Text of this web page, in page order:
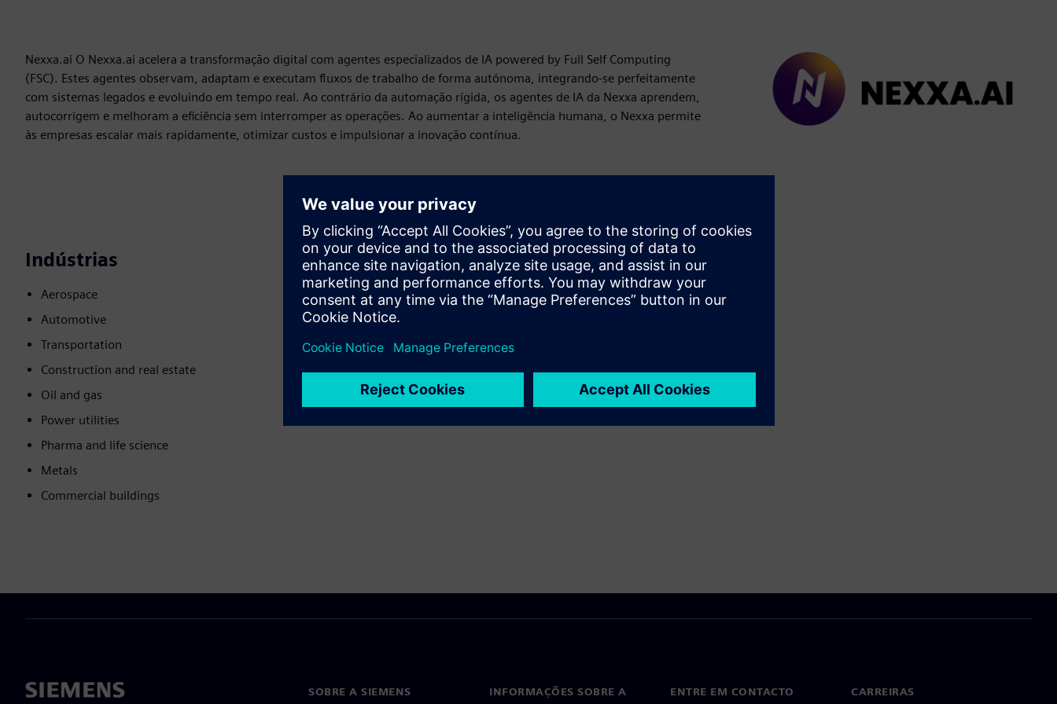
Nexxa.ai O Nexxa.ai acelera a transformação digital com agentes especializados de IA powered by Full Self Computing
(FSC). Estes agentes observam, adaptam e executam fluxos de trabalho de forma autónoma, integrando-se perfeitamente
com sistemas legados e evoluindo em tempo real. Ao contrário da automação rígida, os agentes de IA da Nexxa aprendem,
autocorrigem e melhoram a eficiência sem interromper as operações. Ao aumentar a inteligência humana, o Nexxa permite
às empresas escalar mais rapidamente, otimizar custos e impulsionar a inovação contínua.
Indústrias
Aerospace
Automotive
Transportation
Construction and real estate
Oil and gas
Power utilities
Pharma and life science
Metals
Commercial buildings
Movimento
Service
Fornece um serviço para um produto/solução Siemens
lo, operá-lo ou mantê-lo
SOBRE A SIEMENS INFORMAÇÕES SOBRE A ENTRE EM CONTACTO CARREIRAS